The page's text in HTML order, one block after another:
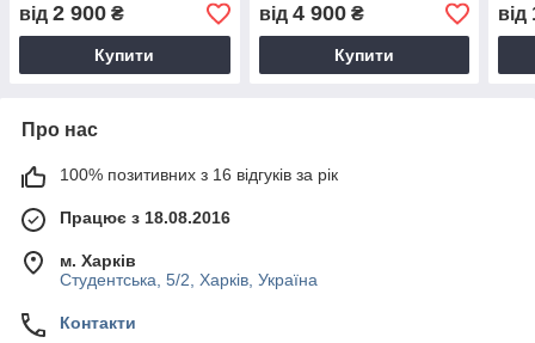
від 2 900 ₴
Купити
від 4 900₴
Купити
від
Про нас
100% позитивних з 16 відгуків за рік
Працює з 18.08.2016
м. Харків
Студентська, 5/2, Харків, Україна
Контакти